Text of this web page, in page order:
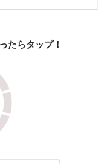
たらタップ！